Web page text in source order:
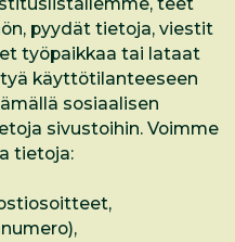
pyydät tietoja, viestit
työpaikkaa tai lataat
käyttötilanteeseen
sosiaalisen
sivustoihin. Voimme
tietoja: